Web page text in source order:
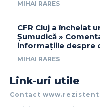
MIHAI RARES
CFR Cluj a încheiat
Șumudică »
informațiile despre
MIHAI RARES
Link-uri utile
Contact